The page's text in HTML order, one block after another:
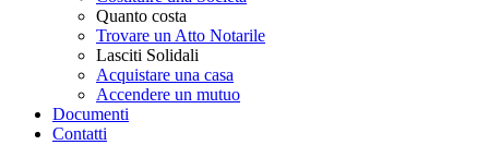
Quanto costa
Trovare un Atto Notarile
Lasciti Solidali
Acquistare una casa
Accendere un mutuo
Documenti
Contatti